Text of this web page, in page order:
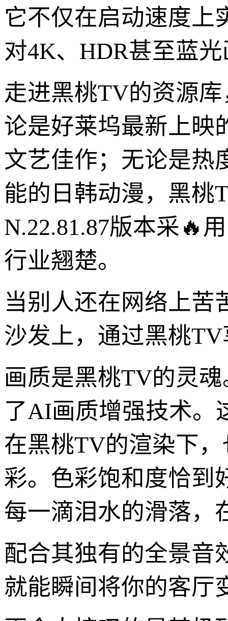
它不仅在启动速度上
对4K、HDR甚至蓝
走进黑桃TV的资源
论是好莱坞最新上映
文艺佳作；无论是热
能的日韩动漫，黑桃
N.22.81.87版本采🔥
行业翘楚。
当别人还在网络上苦
沙发上，通过黑桃
画质是黑桃TV的灵
了AI画质增强技术。
在黑桃TV的渲染下
彩。色彩饱和度恰到
每一滴泪水的滑落，
配合其独有的全景音
就能瞬间将你的客厅